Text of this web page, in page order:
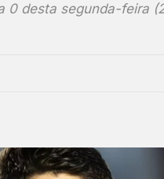
desta segunda-feira